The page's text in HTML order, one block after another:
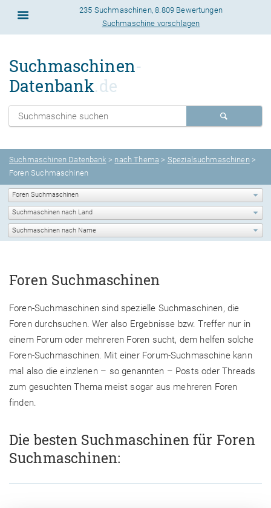
235 Suchmaschinen,8.809 Bewertungen
Suchmaschine vorschlagen
Suchmaschinen-
Datenbank.de
Suchmaschinen Datenbank > nach Thema > Spezialsuchmaschinen >
Foren Suchmaschinen
Foren Suchmaschinen
Foren-Suchmaschinen sind spezielle Suchmaschinen, die
Foren durchsuchen. Wer also Ergebnisse bzw. Treffer nur in
einem Forum oder mehreren Foren sucht, dem helfen solche
Foren-Suchmaschinen. Mit einer Forum-Suchmaschine kann
mal also die einzlenen – so genannten – Posts oder Threads
zum gesuchten Thema meist sogar aus mehreren Foren
finden.
Die besten Suchmaschinen für Foren
Suchmaschinen: